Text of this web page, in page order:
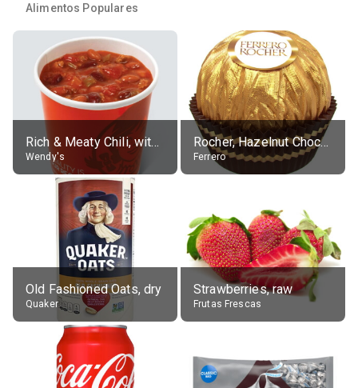
Alimentos Populares
Rich & Meaty Chili, without toppings, large
Wendy's
Rocher, Hazelnut Chocolate Ball
Ferrero
Old Fashioned Oats, dry
Quaker
Strawberries, raw
Frutas Frescas